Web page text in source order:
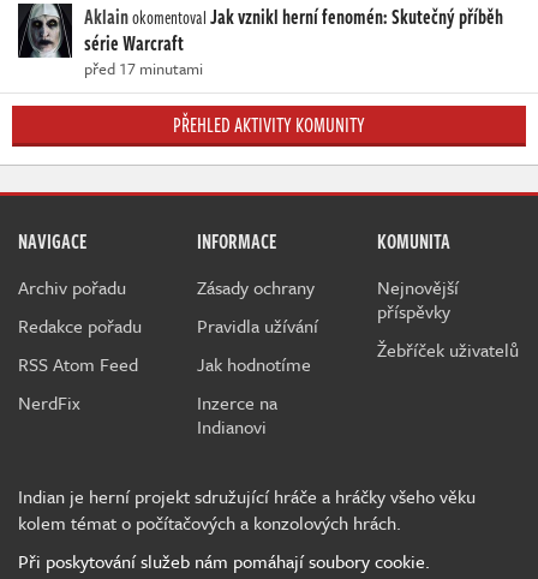
AklainokomentovalJak vznikl herní fenomén: Skutečný příběh
série Warcraft
před 17 minutami
PŘEHLED AKTIVITY KOMUNITY
NAVIGACE
Archiv pořadu
Redakce pořadu
RSS Atom Feed
NerdFix
INFORMACE
Zásady ochrany
Pravidla užívání
Jak hodnotíme
Inzerce na
Indianovi
KOMUNITA
Nejnovější
příspěvky
Žebříček uživatelů
Indian je herní projekt sdružující hráče a hráčky všeho věku
kolem témat o počítačových a konzolových hrách.
Při poskytování služeb nám pomáhají soubory cookie.